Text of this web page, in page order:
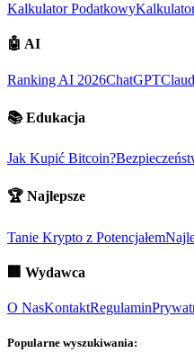
Kalkulator Podatkowy
🤖 AI
Ranking AI 2026ChatGPT
📚 Edukacja
Jak Kupić Bitcoin?
🏆 Najlepsze
Tanie Krypto z Potencjałem
🏢 Wydawca
O NasKontaktRegulamin
Popularne wyszukiwania: